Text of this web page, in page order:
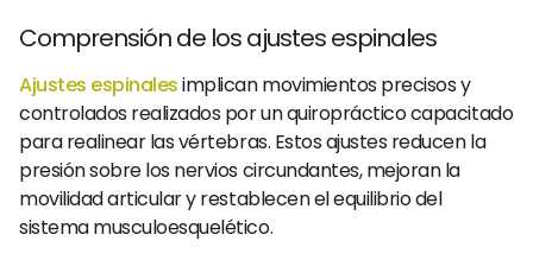
Comprensión de los ajustes espinales
Ajustes espinalesimplican movimientos precisos y
controlados realizados por un quiropráctico capacitado
para realinear las vértebras. Estos ajustes reducen la
presión sobre los nervios circundantes, mejoran la
movilidad articular y restablecen el equilibrio del
sistema musculoesquelético.